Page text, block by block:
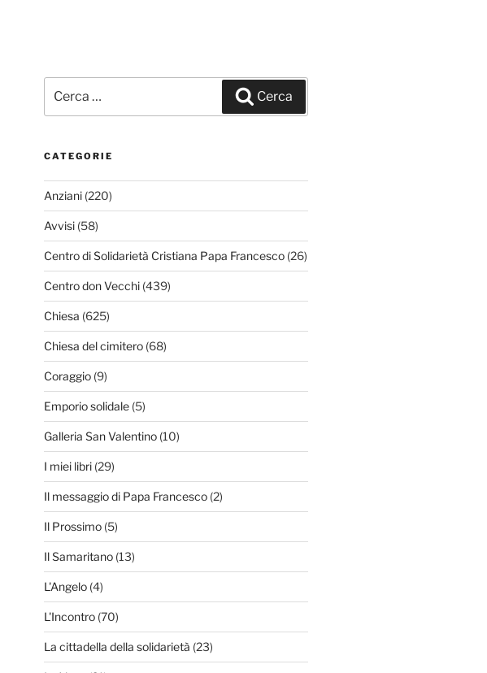
SDEGNO!
Cerca
CATEGORIE
Anziani(220)
Avvisi(58)
Centro di Solidarietà Cristiana Papa Francesco(26)
Centro don Vecchi(439)
Chiesa (625)
Chiesa del cimitero(68)
Coraggio(9)
Emporio solidale(5)
Galleria San Valentino(10)
I miei libri(29)
Il messaggio di Papa Francesco(2)
Il Prossimo(5)
Il Samaritano(13)
L'Angelo(4)
L'Incontro(70)
La cittadella della solidarietà (23)